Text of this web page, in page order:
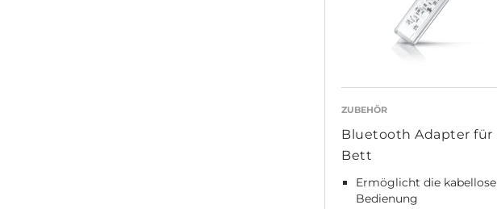
ZUBEHÖR
Bluetooth Adapter für
Bett
Ermöglicht die kabellose
Bedienung